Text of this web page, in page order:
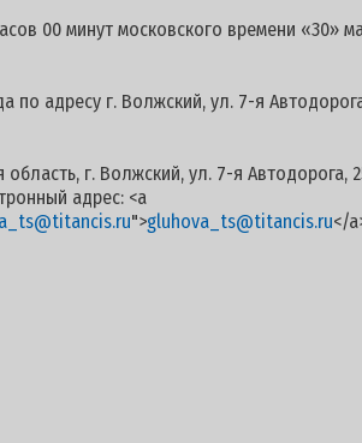
00 минут московского времени «30»
адресу г. Волжский, ул. 7-я
г. Волжский, ул. 7-я Автодорога,
адрес: <a
">gluhova_ts@titancis.ru</